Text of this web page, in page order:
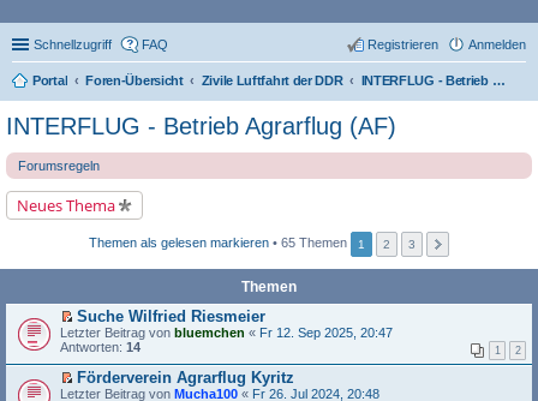
Schnellzugriff FAQ Anmelden
Registrieren
Portal Foren-Übersicht Zivile Luftfahrt der DDR INTERFLUG - Betrieb Agrarflug (AF)
INTERFLUG - Betrieb Agrarflug (AF)
Forumsregeln
Neues Thema
Themen als gelesen markieren • 65 Themen 1 2 3
Themen
E
r
e
Suche Wilfried Riesmeier
Letzter Beitrag von bluemchen « Fr 12. Sep 2025, 20:47
Antworten: 14 1 2
E
Förderverein Agrarflug Kyritz
Letzter Beitrag von Mucha100 « Fr 26. Jul 2024, 20:48